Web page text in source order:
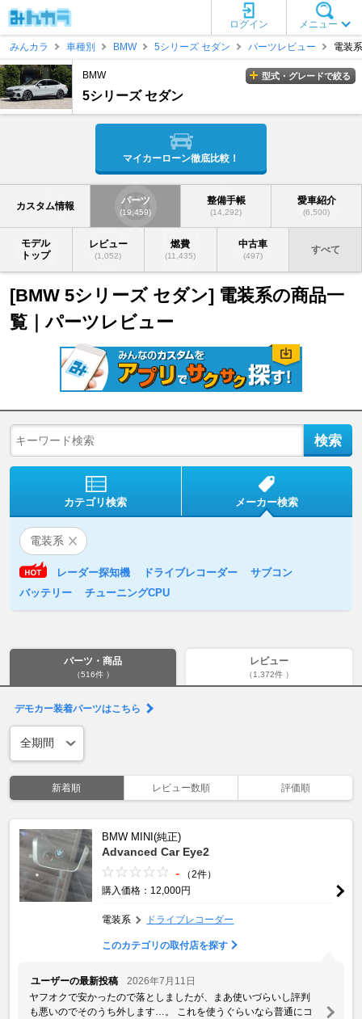
メニュー
ログイン
みんカラ
車種別 BMW 5シリーズ セダン パーツレビュー 電装系
BMW
5シリーズ セダン
型式・グレードで絞る
マイカーローン徹底比較！
カスタム情報 パーツ
(19,459)
整備手帳
(14,292)
愛車紹介
(6,500)
モデル
トップ
レビュー
(1,052)
燃費
(11,435)
中古車
(497)
すべて
[BMW 5シリーズ セダン] 電装系の商品一
覧｜パーツレビュー
カテゴリ検索 メーカー検索
電装系
レーダー探知機 ドライブレコーダー
サブコン
バッテリー
チューニングCPU
パーツ・商品
（516件 ）
レビュー
（1,372件 ）
デモカー装着パーツはこちら
新着順 レビュー数順 評価順
BMW MINI(純正)
Advanced Car Eye2
-
（2件）
購入価格：12,000円
電装系 ドライブレコーダー
このカテゴリの取付店を探す
ユーザーの最新投稿
2026年7月11日
ヤフオクで安かったので落としましたが、まあ使いづらいし評判
も悪いのでそのうち外します…。 これを使うぐらいなら普通にコ